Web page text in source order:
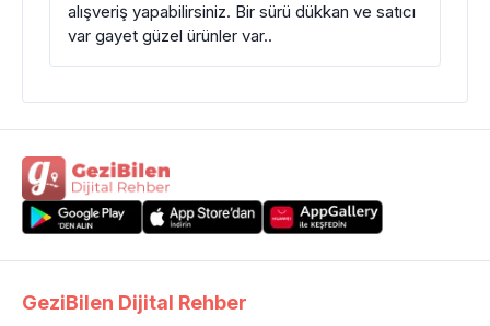
alışveriş yapabilirsiniz. Bir sürü dükkan ve satıcı
var gayet güzel ürünler var..
GeziBilen Dijital Rehber